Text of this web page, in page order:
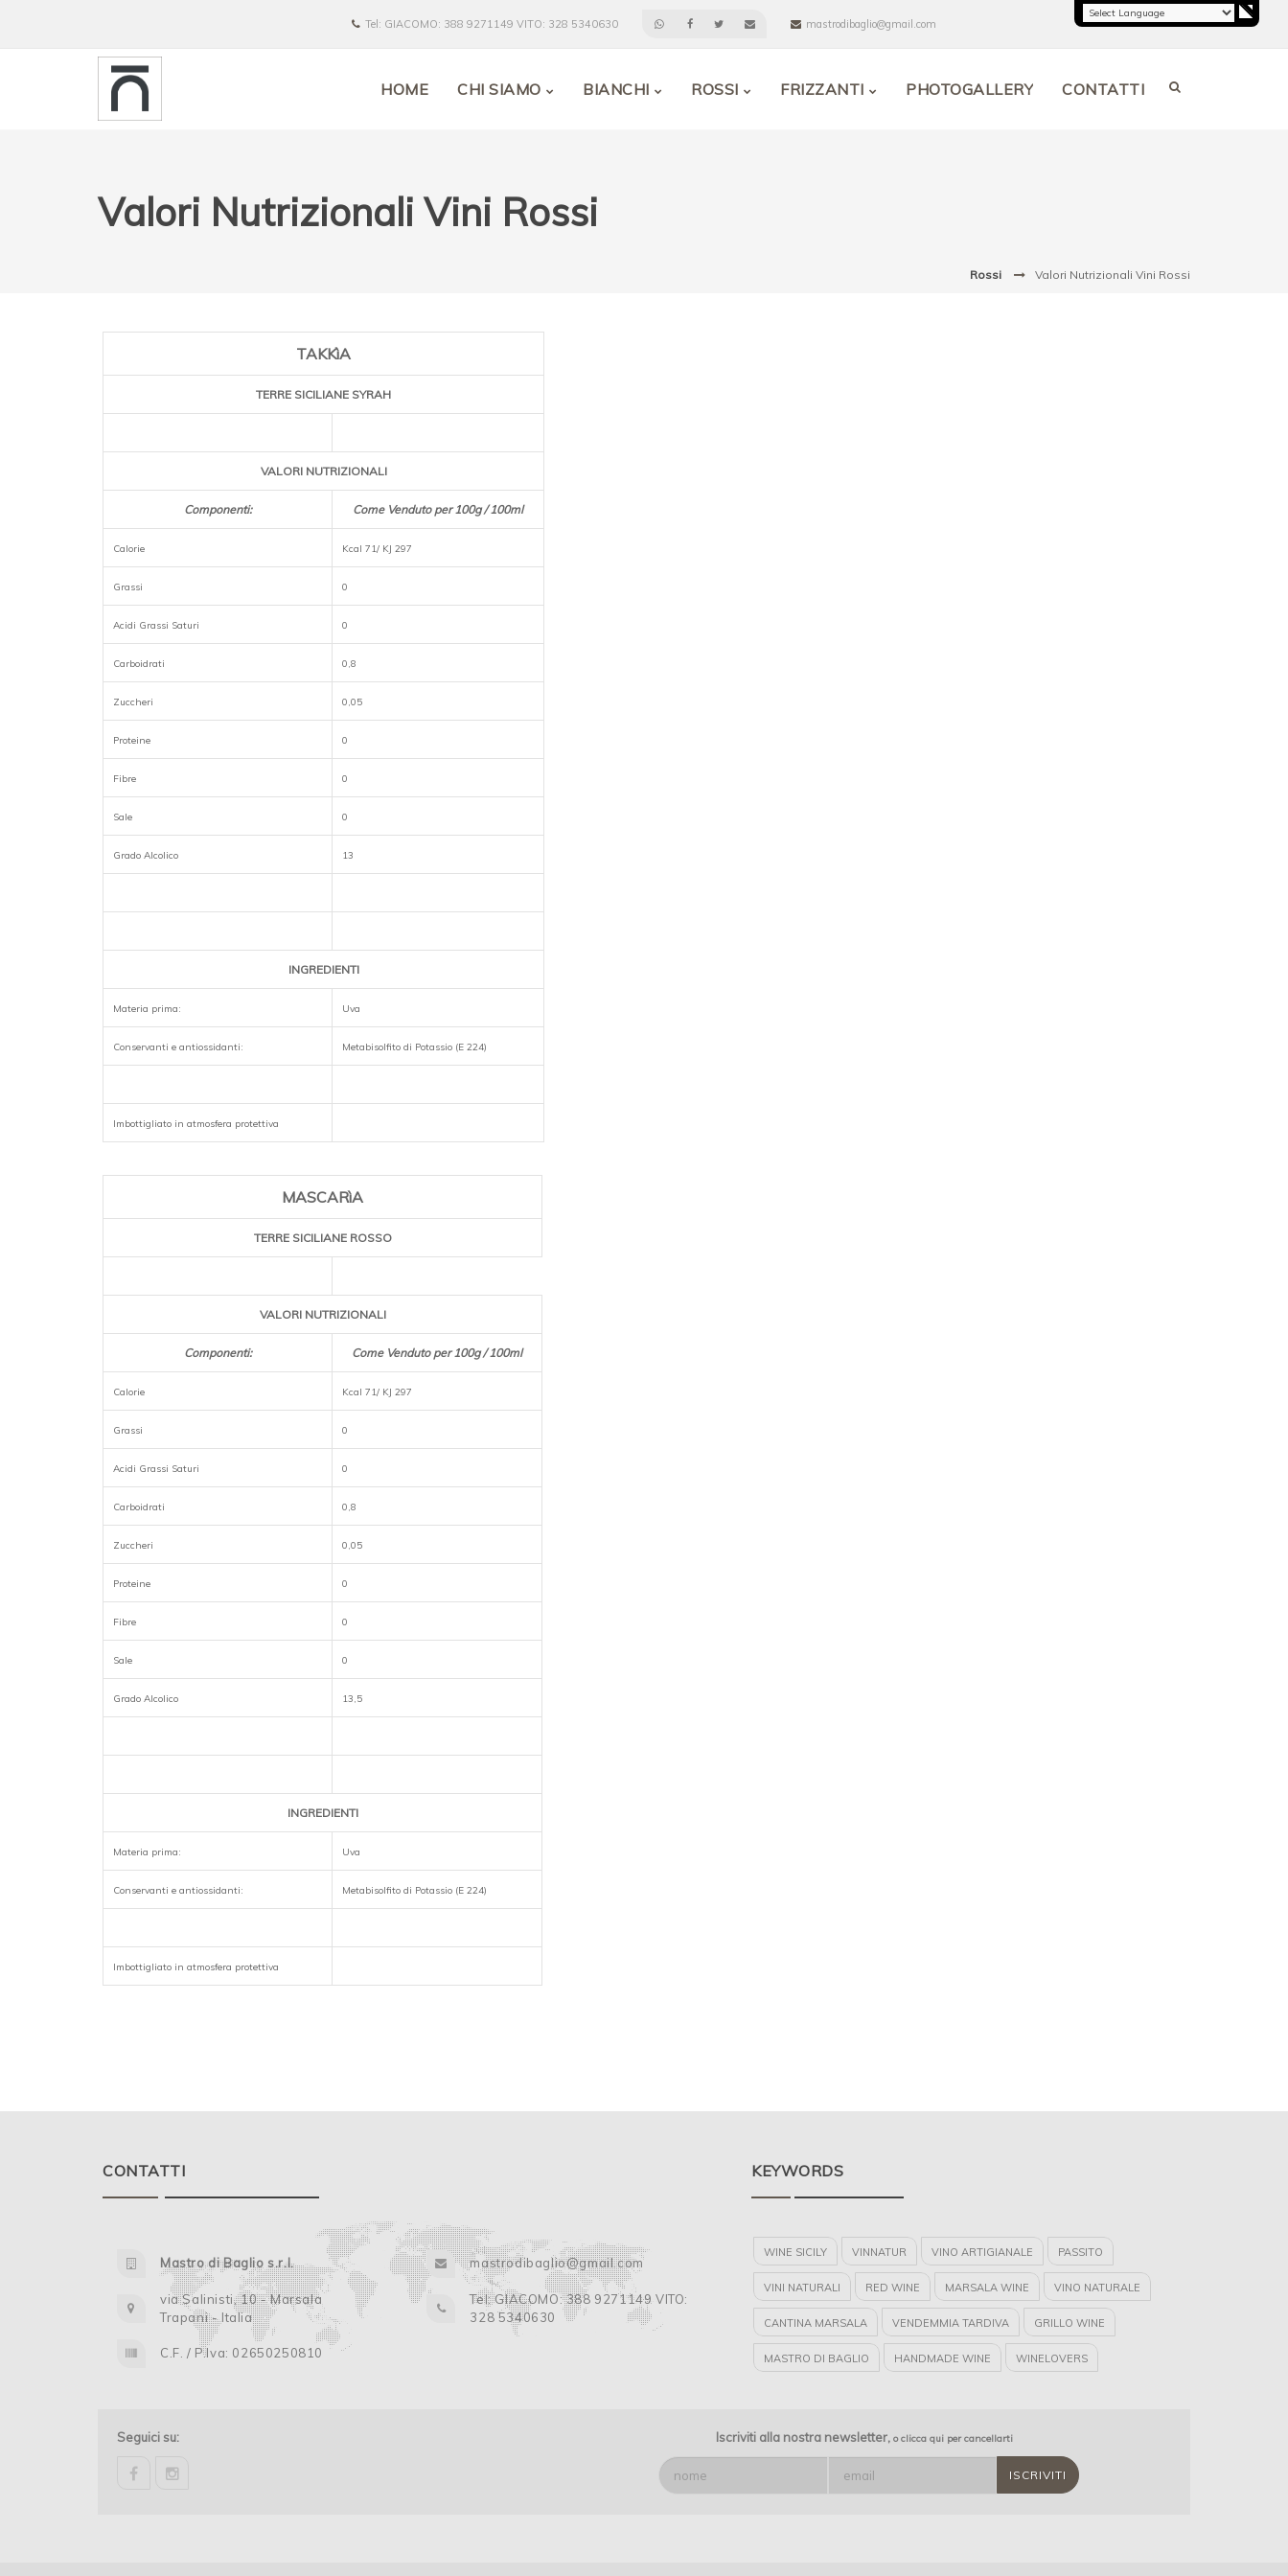
Tel: GIACOMO: 388 9271149 VITO: 328 5340630 mastrodibaglio@gmail.com
HOME CHI SIAMO BIANCHI ROSSI FRIZZANTI PHOTOGALLERY CONTATTI
Valori Nutrizionali Vini Rossi
Rossi Valori Nutrizionali Vini Rossi
TAKKìA
TERRE SICILIANE SYRAH
VALORI NUTRIZIONALI
Componenti: Come Venduto per 100g / 100ml
Calorie Kcal 71/ KJ 297
Grassi 0
Acidi Grassi Saturi 0
Carboidrati 0,8
Zuccheri 0,05
Proteine 0
Fibre 0
Sale 0
Grado Alcolico 13
INGREDIENTI
Materia prima: Uva
Conservanti e antiossidanti: Metabisolfito di Potassio (E 224)
Imbottigliato in atmosfera protettiva
MASCARìA
TERRE SICILIANE ROSSO
VALORI NUTRIZIONALI
Componenti: Come Venduto per 100g / 100ml
Calorie Kcal 71/ KJ 297
Grassi 0
Acidi Grassi Saturi 0
Carboidrati 0,8
Zuccheri 0,05
Proteine 0
Fibre 0
Sale 0
Grado Alcolico 13,5
INGREDIENTI
Materia prima: Uva
Conservanti e antiossidanti: Metabisolfito di Potassio (E 224)
Imbottigliato in atmosfera protettiva
CONTATTI
Mastro di Baglio s.r.l.
via Salinisti, 10 - Marsala
Trapani - Italia
C.F. / P.Iva: 02650250810
mastrodibaglio@gmail.com
Tel: GIACOMO: 388 9271149 VITO:
328 5340630
KEYWORDS
WINE SICILY VINNATUR VINO ARTIGIANALE PASSITO
VINI NATURALI RED WINE MARSALA WINE VINO NATURALE
CANTINA MARSALA VENDEMMIA TARDIVA GRILLO WINE
MASTRO DI BAGLIO HANDMADE WINE WINELOVERS
Seguici su: Iscriviti alla nostra newsletter, o clicca qui per cancellarti